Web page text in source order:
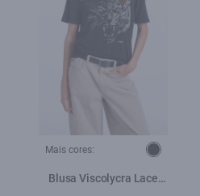
Mais cores:
Blusa Viscolycra Lace